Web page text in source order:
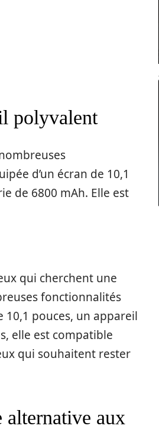
polyvalent
d’un écran de 10,1
de 6800 mAh. Elle est
qui cherchent une
fonctionnalités
pouces, un appareil
elle est compatible
qui souhaitent rester
alternative aux